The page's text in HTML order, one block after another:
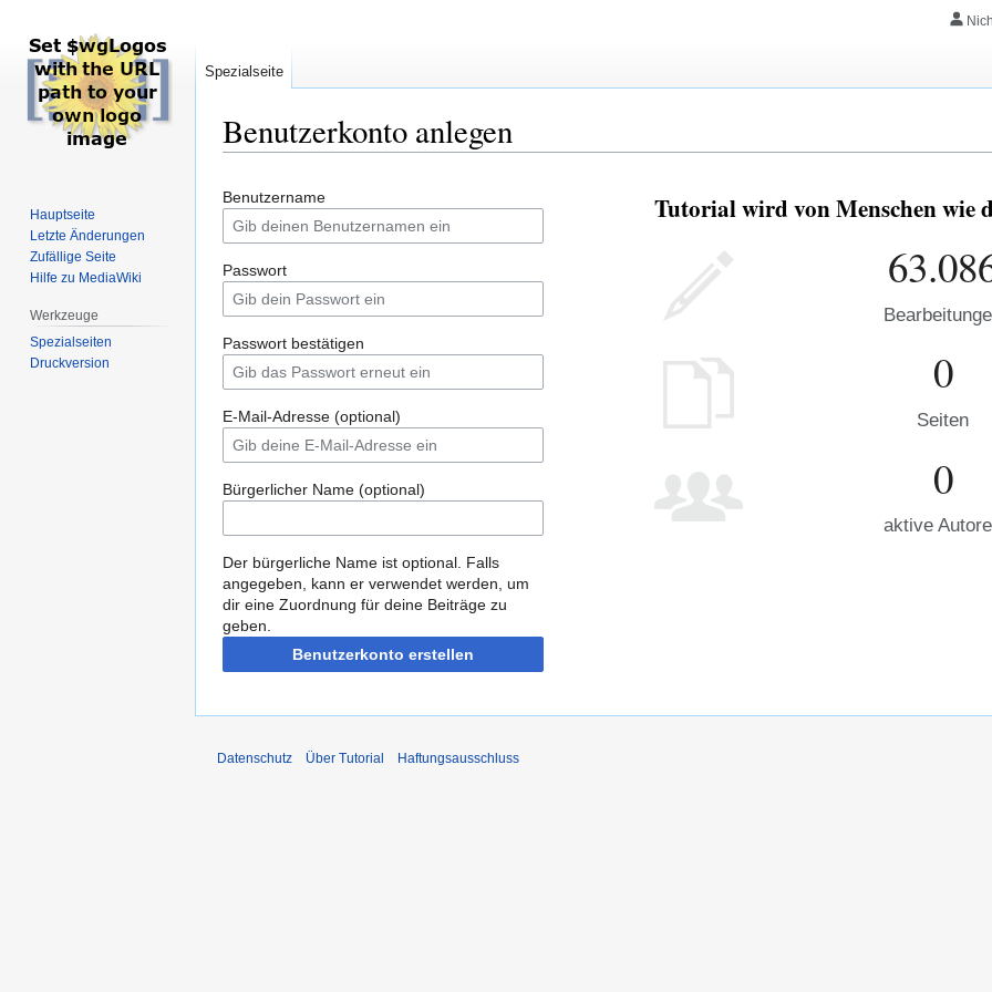
Benutzerkonto anlegen
Navigation
springen
Suche
springen
Benutzername
Passwort
Passwort bestätigen
E-Mail-Adresse (optional)
Bürgerlicher Name (optional)
Der bürgerliche Name ist optional. Falls
angegeben, kann er verwendet werden, um
dir eine Zuordnung für deine Beiträge zu
geben.
Benutzerkonto erstellen
Tutorial wird von Menschen wie
0
Seiten
0
aktive
Spezialseite
Hauptseite
Letzte Änderungen
Zufällige Seite
Hilfe zu MediaWiki
Werkzeuge
Spezialseiten
Druckversion
Datenschutz Über Tutorial Haftungsausschluss